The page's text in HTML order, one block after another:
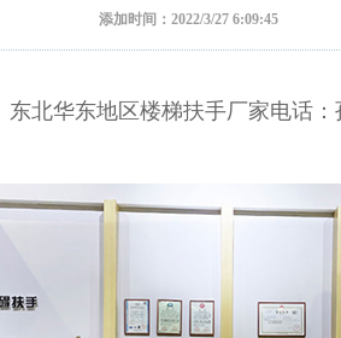
添加时间：2022/3/27 6:09:45
东北华东地区楼梯扶手厂家电话